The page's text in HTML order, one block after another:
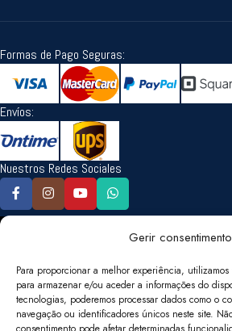
Gerir consentimento
Para proporcionar a melhor experiência,
para armazenar e/ou aceder a informações do
tecnologias, poderemos processar dados como o
navegação ou identificadores únicos neste site.
Formas de Pago Seguras:
Envíos:
Nuestros Redes Sociales
Cambiar la Moneda: